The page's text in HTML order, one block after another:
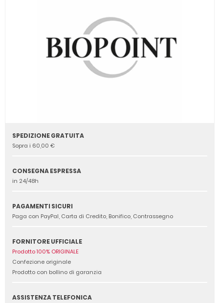
SPEDIZIONE GRATUITA
Sopra i 60,00 €
CONSEGNA ESPRESSA
in 24/48h
PAGAMENTI SICURI
Paga con PayPal, Carta di Credito, Bonifico, Contrassegno
FORNITORE UFFICIALE
Prodotto 100% ORIGINALE
Confezione originale
Prodotto con bollino di garanzia
ASSISTENZA TELEFONICA